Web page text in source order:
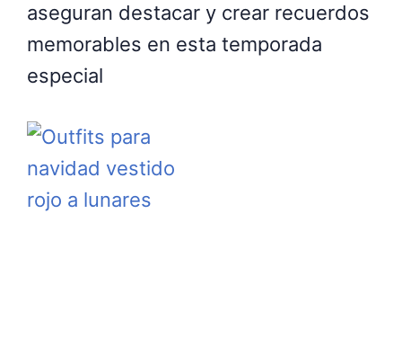
aseguran destacar y crear recuerdos
memorables en esta temporada
especial